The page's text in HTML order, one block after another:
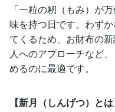
「一粒の籾（もみ）が
味を持つ日です。わず
てくるため、お財布の
人へのアプローチなど、
めるのに最適です。
【新月（しんげつ）とは